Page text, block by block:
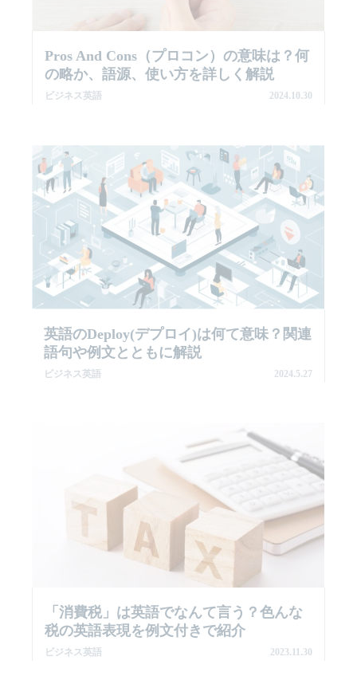
Pros And Cons（プロコン）の意味は？何
の略か、語源、使い方を詳しく解説
ビジネス英語 2024.10.30
英語のdeploy(デプロイ)は何て意味？関連
語句や例文とともに解説
ビジネス英語 2024.5.27
「消費税」は英語でなんて言う？色んな
税の英語表現を例文付きで紹介
ビジネス英語 2023.11.30